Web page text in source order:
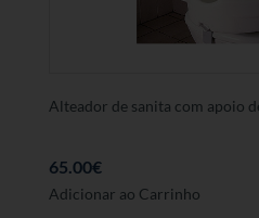
Alteador de sanita com apoio
65.00€
Adicionar ao Carrinho